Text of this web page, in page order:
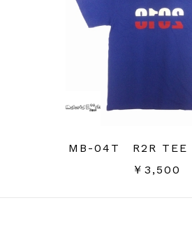
MB-04T R2R TEE
￥3,500